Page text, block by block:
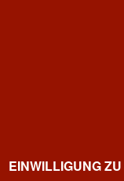
EINWILLIGUNG